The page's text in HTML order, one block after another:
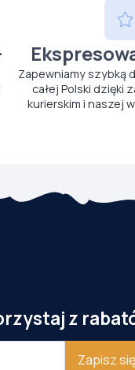
Zapewniamy szybką
całej Polski dzięki
kurierskim i naszej
z
Zapisz się